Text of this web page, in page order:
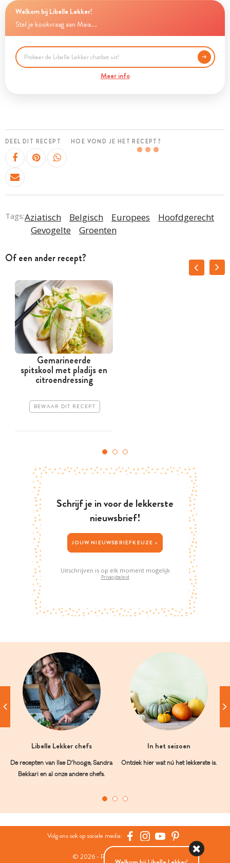
Welkom bij Libelle Lekker!
Stel je kookvraag aan Maia...
Meer info
DEEL DIT RECEPT HOE VOND JE HET RECEPT?
Tags:Aziatisch Belgisch Europees
Hoofdgerecht
Gevogelte
Groenten
Of een ander recept?
Gemarineerde
spitskool met pladijs en
citroendressing
BEWAAR DIT RECEPT
Schrijf je in voor de lekkerste
nieuwsbrief!
JOUW NIEUWSBRIEFKEUZE >
Uitschrijven is op elk moment mogelijk
Privacybeleid
Libelle Lekker chefs
De recepten van Ilse D’hooge, Sandra
Bekkari en al onze andere chefs.
In het seizoen
Ontdek hier wat nú het lekkerste is.
Volg ons ook op sociale media:
© 2026 - Roularta Media Group